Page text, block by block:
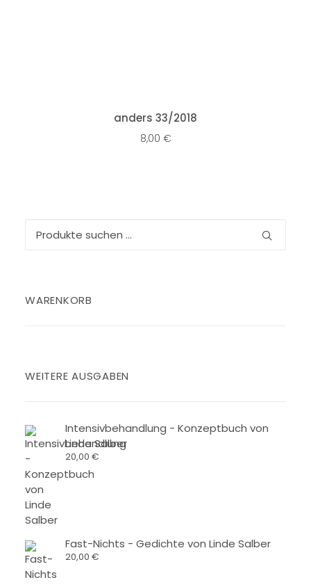
IN DEN WARENKORB
anders 33/2018
8,00 €
Suchen
WARENKORB
WEITERE AUSGABEN
Intensivbehandlung - Konzeptbuch von
Linde Salber
20,00 €
Fast-Nichts - Gedichte von Linde Salber
20,00 €